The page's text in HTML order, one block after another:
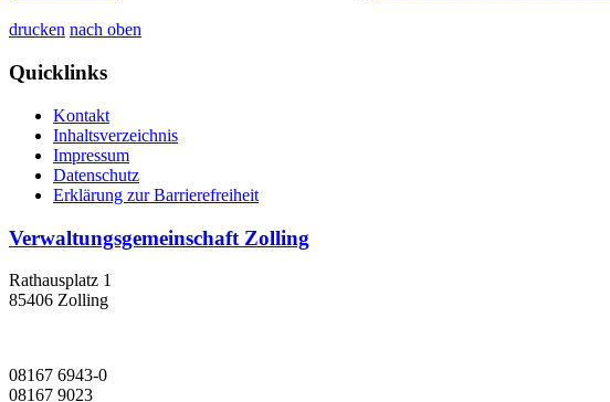
drucken nach oben
Quicklinks
Kontakt
Inhaltsverzeichnis
Impressum
Datenschutz
Erklärung zur Barrierefreiheit
Verwaltungsgemeinschaft Zolling
Rathausplatz 1
85406 Zolling
08167 6943-0
08167 9023